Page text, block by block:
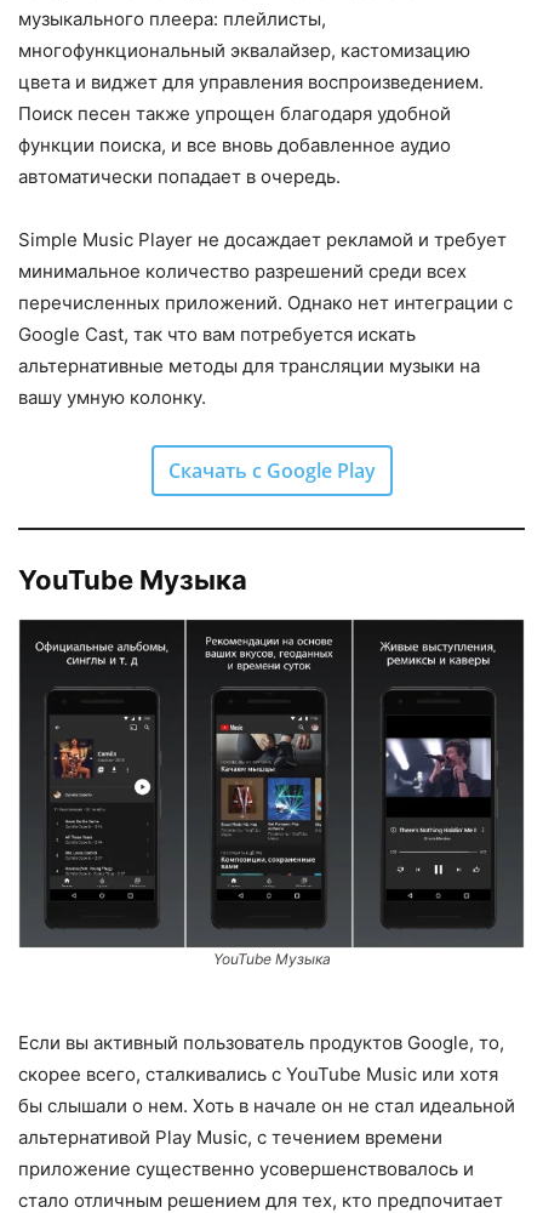
музыкального плеера: плейлисты,
многофункциональный эквалайзер, кастомизацию
цвета и виджет для управления воспроизведением.
Поиск песен также упрощен благодаря удобной
функции поиска, и все вновь добавленное аудио
автоматически попадает в очередь.
Simple Music Player не досаждает рекламой и требует
минимальное количество разрешений среди всех
перечисленных приложений. Однако нет интеграции с
Google Cast, так что вам потребуется искать
альтернативные методы для трансляции музыки на
вашу умную колонку.
Скачать с Google Play
YouTube Музыка
YouTube Музыка
Если вы активный пользователь продуктов Google, то,
скорее всего, сталкивались с YouTube Music или хотя
бы слышали о нем. Хоть в начале он не стал идеальной
альтернативой Play Music, с течением времени
приложение существенно усовершенствовалось и
стало отличным решением для тех, кто предпочитает